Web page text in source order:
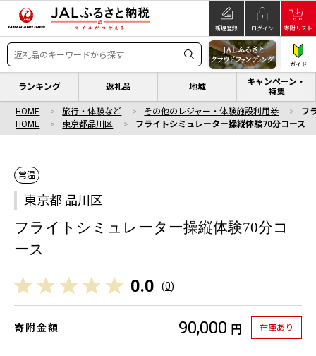
新規登録 ログイン 寄附リスト
ガイド
ランキング 返礼品 地域
キャンペーン・
特集
HOME 旅行・体験など その他のレジャー・体験施設利用券
フ
HOME
東京都品川区 フライトシミュレーター操縦体験70分コース
常温
東京都 品川区
フライトシミュレーター操縦体験70分コ
ース
0.0 (0)
寄附金額 90,000 円 在庫あり